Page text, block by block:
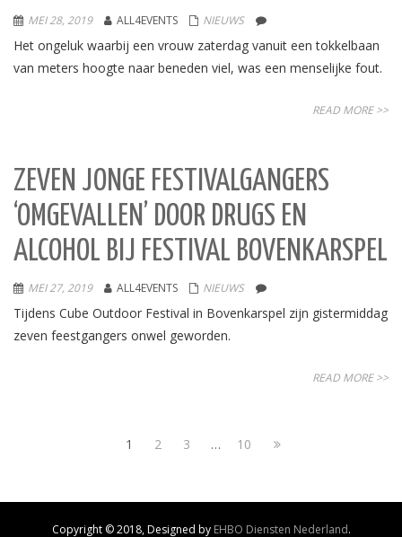
MEI 28, 2019 ALL4EVENTS NIEUWS
Het ongeluk waarbij een vrouw zaterdag vanuit een tokkelbaan
van meters hoogte naar beneden viel, was een menselijke fout.
READ MORE >>
ZEVEN JONGE FESTIVALGANGERS
‘OMGEVALLEN’ DOOR DRUGS EN
ALCOHOL BIJ FESTIVAL BOVENKARSPEL
MEI 27, 2019 ALL4EVENTS NIEUWS
Tijdens Cube Outdoor Festival in Bovenkarspel zijn gistermiddag
zeven feestgangers onwel geworden.
READ MORE >>
1 2 3 … 10
Copyright © 2018, Designed by EHBO Diensten Nederland.